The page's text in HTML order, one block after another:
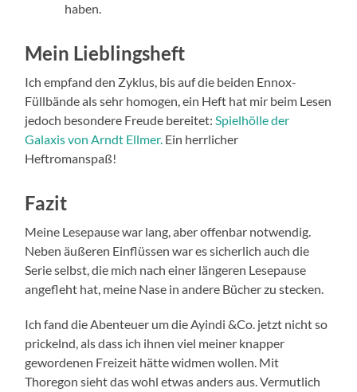
haben.
Mein Lieblingsheft
Ich empfand den Zyklus, bis auf die beiden Ennox-
Füllbände als sehr homogen, ein Heft hat mir beim Lesen
jedoch besondere Freude bereitet:Spielhölle der
Galaxis von Arndt Ellmer. Ein herrlicher
Heftromanspaß!
Fazit
Meine Lesepause war lang, aber offenbar notwendig.
Neben äußeren Einflüssen war es sicherlich auch die
Serie selbst, die mich nach einer längeren Lesepause
angefleht hat, meine Nase in andere Bücher zu stecken.
Ich fand die Abenteuer um die Ayindi &Co. jetzt nicht so
prickelnd, als dass ich ihnen viel meiner knapper
gewordenen Freizeit hätte widmen wollen. Mit
Thoregon sieht das wohl etwas anders aus. Vermutlich